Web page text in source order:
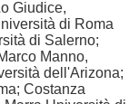
Giudice,
di Roma
di Salerno;
Manno,
dell'Arizona;
Costanza